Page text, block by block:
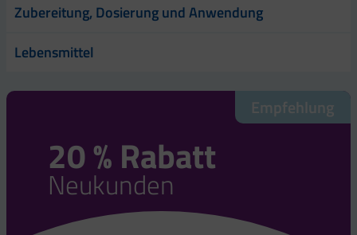
Zubereitung, Dosierung und Anwendung
Lebensmittel
Empfehlung
20 % Rabatt
Neukunden